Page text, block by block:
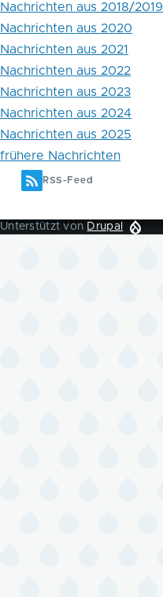
Nachrichten aus 2018/2019
Nachrichten aus 2020
Nachrichten aus 2021
Nachrichten aus 2022
Nachrichten aus 2023
Nachrichten aus 2024
Nachrichten aus 2025
frühere Nachrichten
RSS-Feed
Unterstützt von Drupal